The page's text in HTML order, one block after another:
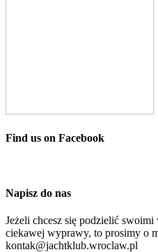
Find us on Facebook
Napisz do nas
Jeżeli chcesz się podzielić
ciekawej wyprawy, to prosimy o
kontak@jachtklub.wroclaw.pl